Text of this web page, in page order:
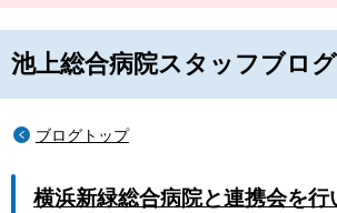
池上総合病院スタッフブログ
ブログトップ
横浜新緑総合病院と連携会を行